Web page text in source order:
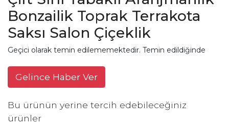
Bonzailik Toprak Terrakota
Saksı Salon Çiçeklik
Geçici olarak temin edilememektedir. Temin edildiğinde
Gelince Haber Ver
Bu ürünün yerine tercih edebileceğiniz
ürünler